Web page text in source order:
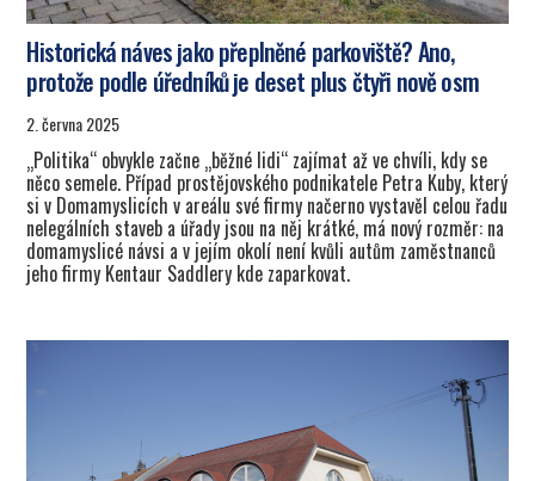
Historická náves jako přeplněné parkoviště? Ano,
protože podle úředníků je deset plus čtyři nově osm
2. června 2025
„Politika“ obvykle začne „běžné lidi“ zajímat až ve chvíli, kdy se
něco semele. Případ prostějovského podnikatele Petra Kuby, který
si v Domamyslicích v areálu své firmy načerno vystavěl celou řadu
nelegálních staveb a úřady jsou na něj krátké, má nový rozměr: na
domamyslicé návsi a v jejím okolí není kvůli autům zaměstnanců
jeho firmy Kentaur Saddlery kde zaparkovat.